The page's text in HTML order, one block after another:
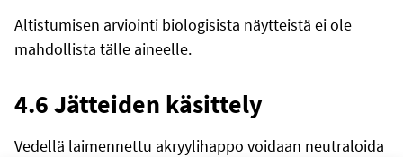
Altistumisen arviointi biologisista näytteistä ei ole
mahdollista tälle aineelle.
4.6 Jätteiden käsittely
Vedellä laimennettu akryylihappo voidaan neutraloida